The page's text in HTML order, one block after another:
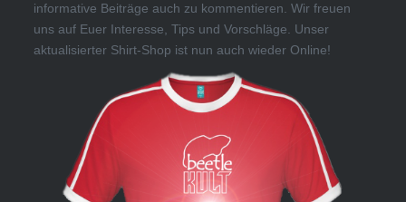
informative Beiträge auch zu kommentieren. Wir freuen
uns auf Euer Interesse, Tips und Vorschläge. Unser
aktualisierter Shirt-Shop ist nun auch wieder Online!